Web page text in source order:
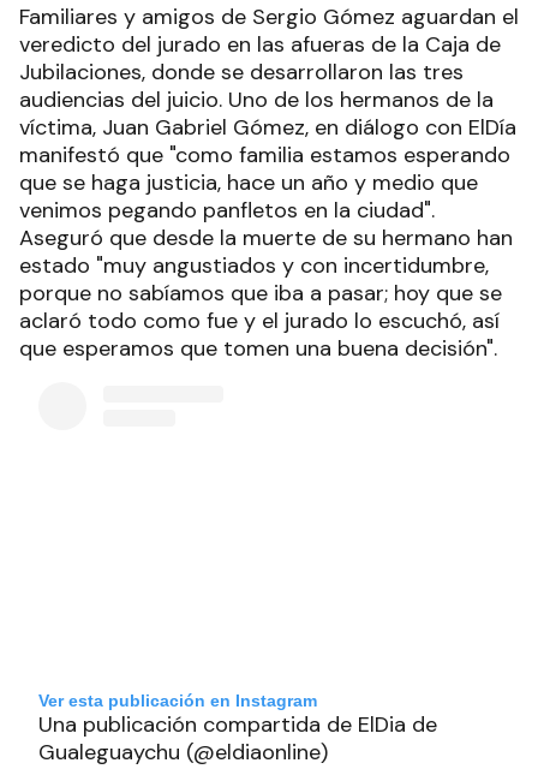
Familiares y amigos de Sergio Gómez aguardan el
veredicto del jurado en las afueras de la Caja de
Jubilaciones, donde se desarrollaron las tres
audiencias del juicio. Uno de los hermanos de la
víctima, Juan Gabriel Gómez, en diálogo con ElDía
manifestó que "como familia estamos esperando
que se haga justicia, hace un año y medio que
venimos pegando panfletos en la ciudad".
Aseguró que desde la muerte de su hermano han
estado "muy angustiados y con incertidumbre,
porque no sabíamos que iba a pasar; hoy que se
aclaró todo como fue y el jurado lo escuchó, así
que esperamos que tomen una buena decisión".
Ver esta publicación en Instagram
Una publicación compartida de ElDia de
Gualeguaychu (@eldiaonline)